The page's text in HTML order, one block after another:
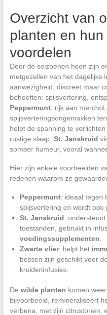
Overzicht van
planten en
voordelen
Door de seizoenen heen zijn
metgezellen van het dagelijks
aanwezigheid, discreet maar
behoeften: spijsvertering,
Peppermunt, rijk aan
spijsverteringsongemakken
helpt de spanning te
rustige slaap. St. Janskruid
somber humeur, vooral
Hier zijn enkele voorbeelden
redenen waarom ze
Peppermunt: ideaal tegen
spijsvertering en wordt ook
St. Janskruid:
toestanden, gebruikt in
voedingssupplementen
Zwarte vlier: helpt het
bessen zijn geschikt voor
kruideninfusies.
De wilde planten komen
bijvoorbeeld, remineraliseert
verbena, met zijn citrustonen,